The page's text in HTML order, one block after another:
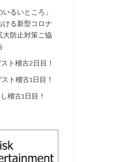
いるいところ」
る新型コロナ
大防止対策ご協
ト稽古2日目！
ト稽古1日目！
稽古1日目！